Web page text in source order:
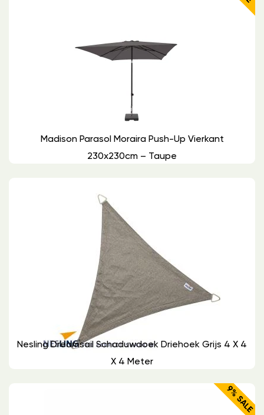
Madison Parasol Moraira Push-Up Vierkant
230x230cm – Taupe
Nesling Dreamsail Schaduwdoek Driehoek Grijs 4 X 4
X 4 Meter
9% SALE